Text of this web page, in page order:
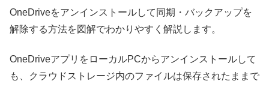
OneDriveをアンインストールして同期・バックアップを
解除する方法を図解でわかりやすく解説します。
OneDriveアプリをローカルPCからアンインストールして
も、クラウドストレージ内のファイルは保存されたままで